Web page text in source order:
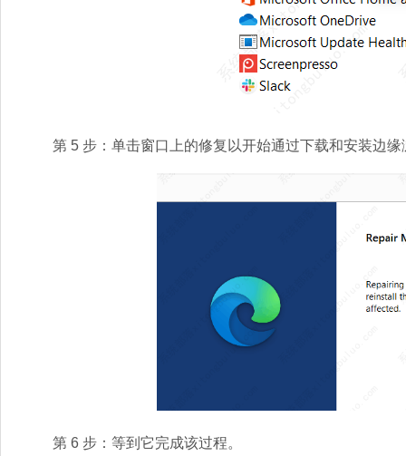
第 5 步：单击窗口上的修复以开始通过下载和安装边缘
第 6 步：等到它完成该过程。